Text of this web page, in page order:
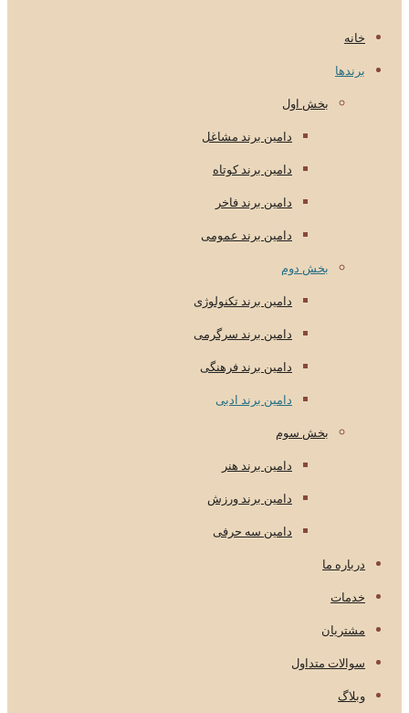
خانه
برندها
بخش اول
دامین برند مشاغل
دامین برند کوتاه
دامین برند فاخر
دامین برند عمومی
بخش دوم
دامین برند تکنولوژی
دامین برند سرگرمی
دامین برند فرهنگی
دامین برند ادبی
بخش سوم
دامین برند هنر
دامین برند ورزش
دامین سه حرفی
درباره ما
خدمات
مشتریان
سوالات متداول
وبلاگ